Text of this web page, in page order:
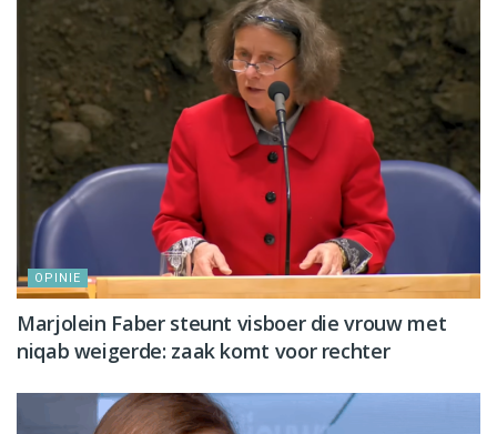
OPINIE
Marjolein Faber steunt visboer die vrouw met
niqab weigerde: zaak komt voor rechter